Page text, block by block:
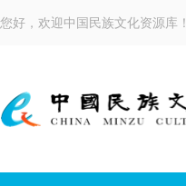
您好，欢迎中国民族文化资源库！